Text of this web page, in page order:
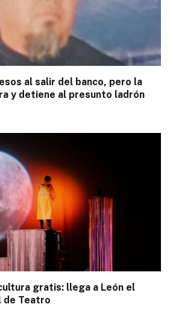
al salir del banco, pero la
y detiene al presunto ladrón
gratis: llega a León el
de Teatro